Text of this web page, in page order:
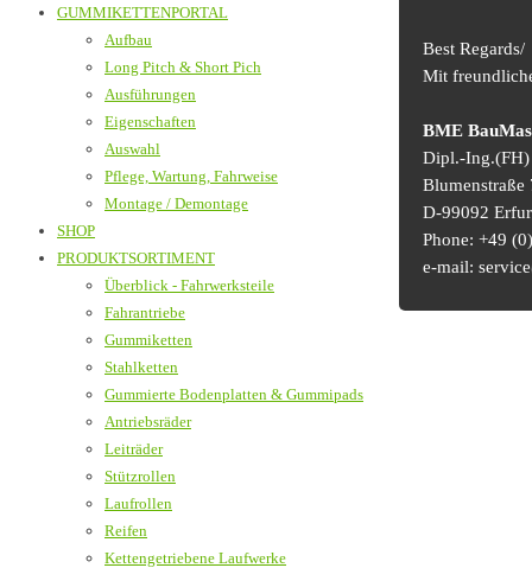
GUMMIKETTENPORTAL
Aufbau
Long Pitch & Short Pich
Ausführungen
Eigenschaften
Auswahl
Pflege, Wartung, Fahrweise
Montage / Demontage
SHOP
PRODUKTSORTIMENT
Überblick - Fahrwerksteile
Fahrantriebe
Gummiketten
Stahlketten
Gummierte Bodenplatten & Gummipads
Antriebsräder
Leiträder
Stützrollen
Laufrollen
Reifen
Kettengetriebene Laufwerke
Best Regards/
Mit
BME
Dipl.-Ing.(FH)
Blumenstraße
D-99092
Phone: +49
e-mail: